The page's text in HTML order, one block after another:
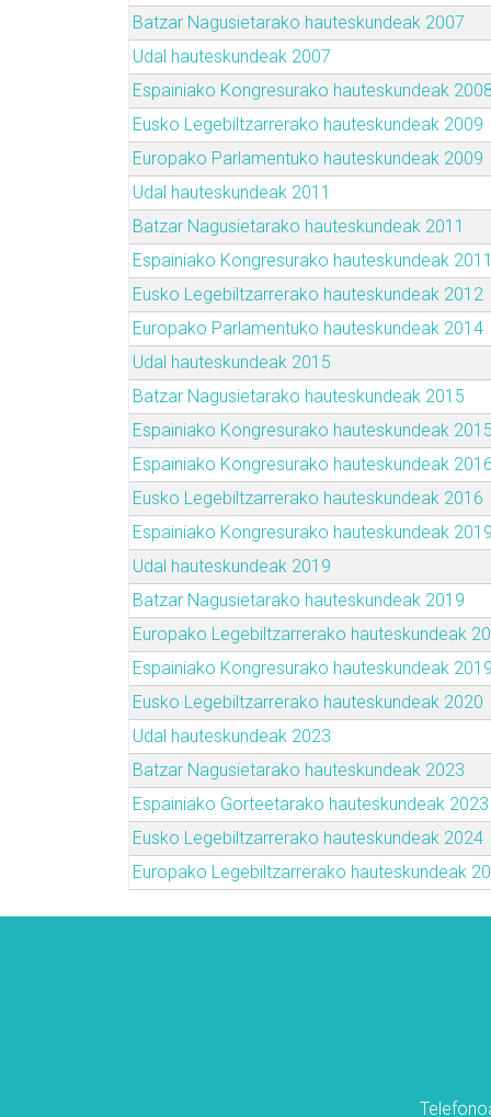
Batzar Nagusietarako hauteskundeak 2007
Udal hauteskundeak 2007
Espainiako Kongresurako hauteskundeak 2008
Eusko Legebiltzarrerako hauteskundeak 2009
Europako Parlamentuko hauteskundeak 2009
Udal hauteskundeak 2011
Batzar Nagusietarako hauteskundeak 2011
Espainiako Kongresurako hauteskundeak 2011
Eusko Legebiltzarrerako hauteskundeak 2012
Europako Parlamentuko hauteskundeak 2014
Udal hauteskundeak 2015
Batzar Nagusietarako hauteskundeak 2015
Espainiako Kongresurako hauteskundeak 2015
Espainiako Kongresurako hauteskundeak 2016
Eusko Legebiltzarrerako hauteskundeak 2016
Espainiako Kongresurako hauteskundeak 2019
Udal hauteskundeak 2019
Batzar Nagusietarako hauteskundeak 2019
Europako Legebiltzarrerako hauteskundeak
Espainiako Kongresurako hauteskundeak 2019
Eusko Legebiltzarrerako hauteskundeak 2020
Udal hauteskundeak 2023
Batzar Nagusietarako hauteskundeak 2023
Espainiako Gorteetarako hauteskundeak 2023
Eusko Legebiltzarrerako hauteskundeak 2024
Europako Legebiltzarrerako hauteskundeak